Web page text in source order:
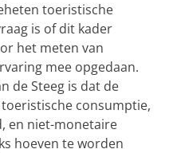
toeristische
is of dit kader
het meten van
mee opgedaan.
de Steeg is dat de
consumptie,
en niet-monetaire
hoeven te worden